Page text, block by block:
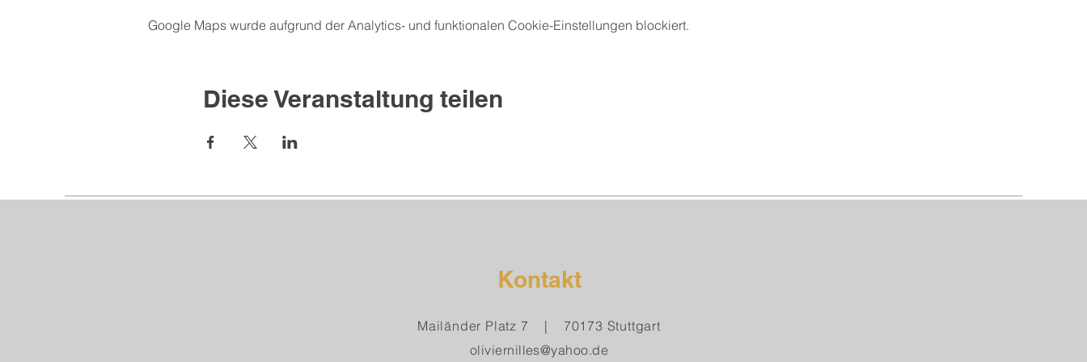
Google Maps wurde aufgrund der Analytics- und funktionalen Cookie-Einstellungen blockiert.
Diese Veranstaltung teilen
Kontakt
Mailänder Platz 7 | 70173 Stuttgart
oliviernilles@yahoo.de